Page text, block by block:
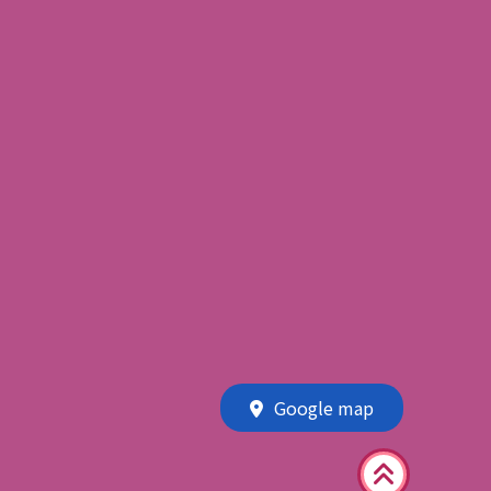
Google map